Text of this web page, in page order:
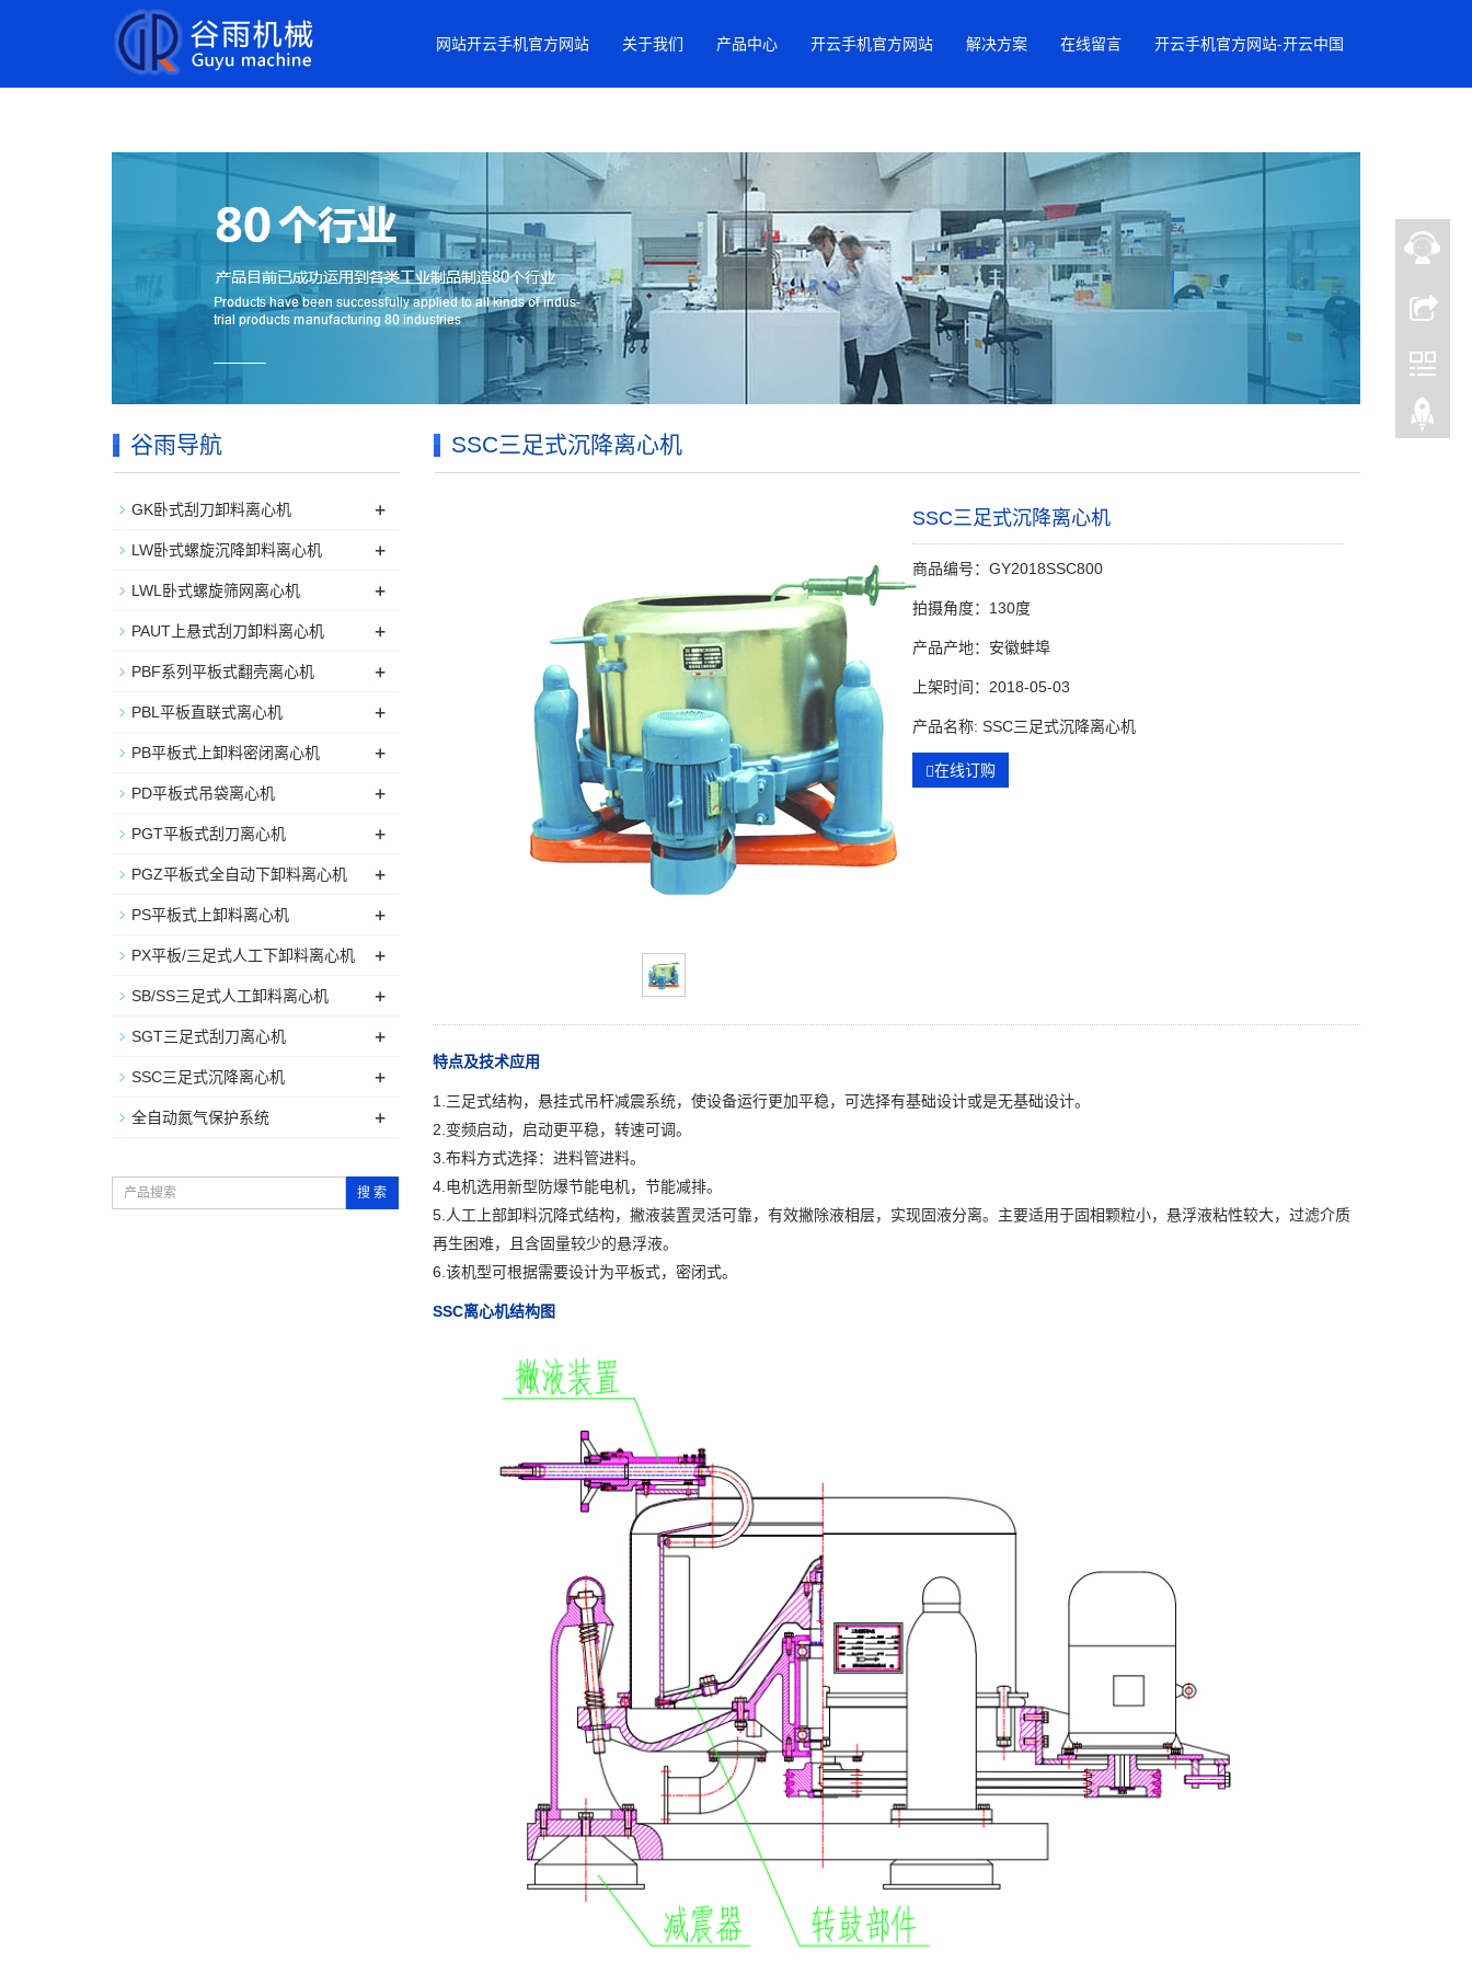
开云手机官方网站 网站开云手机官方网站 关于我们 产品中心 开云手机官方网站 解决方案 在线留言 开云手机官方网站-开云中国
SSC三足式沉降离心机
SSC三足式沉降离心机
商品编号：GY2018SSC800
拍摄角度：130度
产品产地：安徽蚌埠
上架时间：2018-05-03
产品名称: SSC三足式沉降离心机
在线订购
特点及技术应用
1.三足式结构，悬挂式吊杆减震系统，使设备运行更加平稳，可选择有基础设计或是无基础设计。
2.变频启动，启动更平稳，转速可调。
3.布料方式选择：进料管进料。
4.电机选用新型防爆节能电机，节能减排。
5.人工上部卸料沉降式结构，撇液装置灵活可靠，有效撇除液相层，实现固液分离。主要适用于固相颗粒小，悬浮液粘性较大，过滤介质
再生困难，且含固量较少的悬浮液。
6.该机型可根据需要设计为平板式，密闭式。
SSC离心机结构图
谷雨导航
GK卧式刮刀卸料离心机 +
LW卧式螺旋沉降卸料离心机 +
LWL卧式螺旋筛网离心机 +
PAUT上悬式刮刀卸料离心机 +
PBF系列平板式翻壳离心机 +
PBL平板直联式离心机 +
PB平板式上卸料密闭离心机 +
PD平板式吊袋离心机 +
PGT平板式刮刀离心机 +
PGZ平板式全自动下卸料离心机 +
PS平板式上卸料离心机 +
PX平板/三足式人工下卸料离心机 +
SB/SS三足式人工卸料离心机 +
SGT三足式刮刀离心机 +
SSC三足式沉降离心机 +
全自动氮气保护系统 +
搜 索